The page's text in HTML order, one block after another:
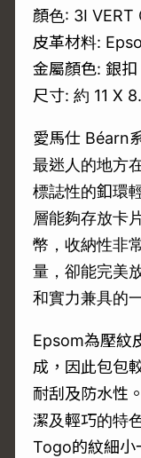
顏色: 3I VERT
皮革材料:
金屬顏色: 銀扣
尺寸: 約 11 X
愛馬仕 Béarn
最迷人的地方
標誌性的釦環
層能夠存放卡
幣，收納性非
量，卻能完美
和實力兼具的
Epsom為壓紋
成，因此包包
耐刮及防水性
潔及輕巧的特
Togo的紋細小